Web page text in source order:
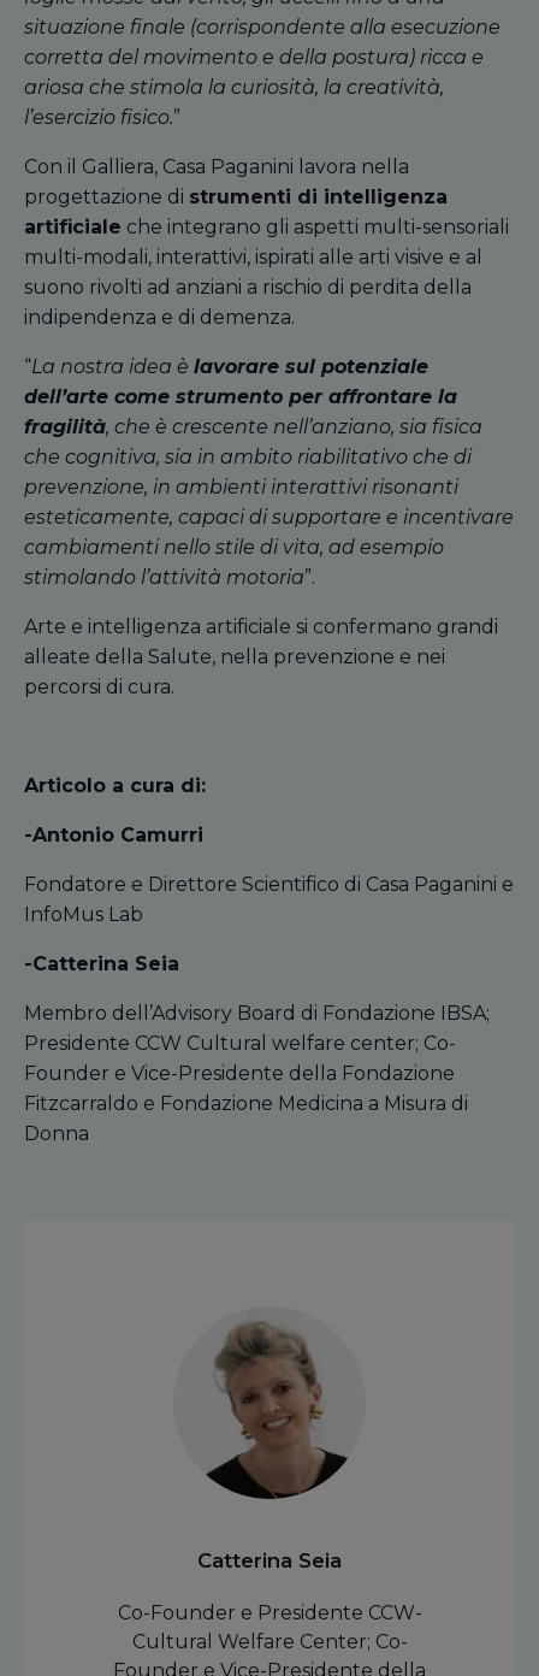
situazione finale (corrispondente alla esecuzione
corretta del movimento e della postura) ricca e
ariosa che stimola la curiosità, la creatività,
l’esercizio fisico.”
Con il Galliera, Casa Paganini lavora nella
progettazione di strumenti di intelligenza
artificiale che integrano gli aspetti multi-sensoriali
multi-modali, interattivi, ispirati alle arti visive e al
suono rivolti ad anziani a rischio di perdita della
indipendenza e di demenza.
“La nostra idea è lavorare sul potenziale
dell’arte come strumento per affrontare la
fragilità, che è crescente nell’anziano, sia fisica
che cognitiva, sia in ambito riabilitativo che di
prevenzione, in ambienti interattivi risonanti
esteticamente, capaci di supportare e incentivare
cambiamenti nello stile di vita, ad esempio
stimolando l’attività motoria”.
Arte e intelligenza artificiale si confermano grandi
alleate della Salute, nella prevenzione e nei
percorsi di cura.
Articolo a cura di:
-Antonio Camurri
Fondatore e Direttore Scientifico di Casa Paganini e
InfoMus Lab
-Catterina Seia
Membro dell’Advisory Board di Fondazione IBSA;
Presidente CCW Cultural welfare center; Co-
Founder e Vice-Presidente della Fondazione
Fitzcarraldo e Fondazione Medicina a Misura di
Donna
Catterina Seia
Co-Founder e Presidente CCW-
Cultural Welfare Center; Co-
Founder e Vice-Presidente della